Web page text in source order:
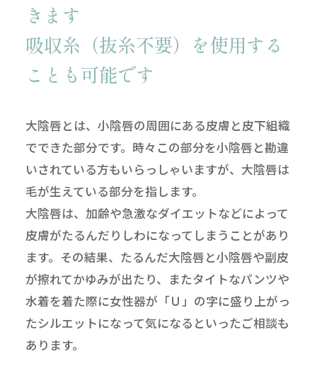
きます
吸収糸（抜糸不要）を使用する
ことも可能です
大陰唇とは、小陰唇の周囲にある皮膚と皮下組織
でできた部分です。時々この部分を小陰唇と勘違
いされている方もいらっしゃいますが、大陰唇は
毛が生えている部分を指します。
大陰唇は、加齢や急激なダイエットなどによって
皮膚がたるんだりしわになってしまうことがあり
ます。その結果、たるんだ大陰唇と小陰唇や副皮
が擦れてかゆみが出たり、またタイトなパンツや
水着を着た際に女性器が「Ｕ」の字に盛り上がっ
たシルエットになって気になるといったご相談も
あります。